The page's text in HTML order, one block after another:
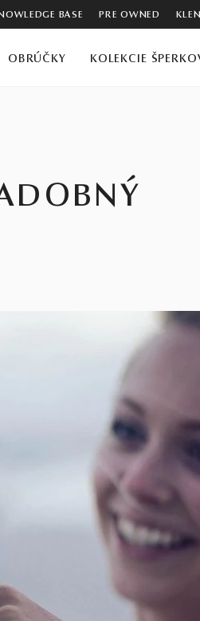
BASE PRE OWNED
OBRÚČKY KOLEKCIE